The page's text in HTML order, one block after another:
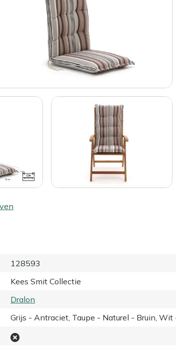
128593
Kees Smit Collectie
Dralon
Grijs - Antraciet, Taupe - Naturel - Bruin, Wit